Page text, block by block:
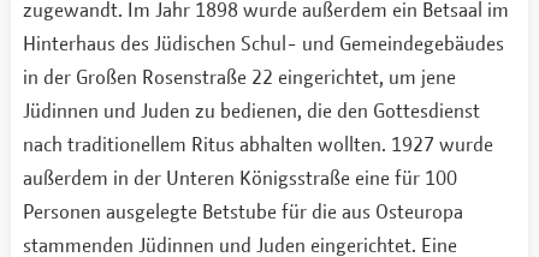
zugewandt. Im Jahr 1898 wurde außerdem ein Betsaal im
Hinterhaus des Jüdischen Schul- und Gemeindegebäudes
in der Großen Rosenstraße 22 eingerichtet, um jene
Jüdinnen und Juden zu bedienen, die den Gottesdienst
nach traditionellem Ritus abhalten wollten. 1927 wurde
außerdem in der Unteren Königsstraße eine für 100
Personen ausgelegte Betstube für die aus Osteuropa
stammenden Jüdinnen und Juden eingerichtet. Eine